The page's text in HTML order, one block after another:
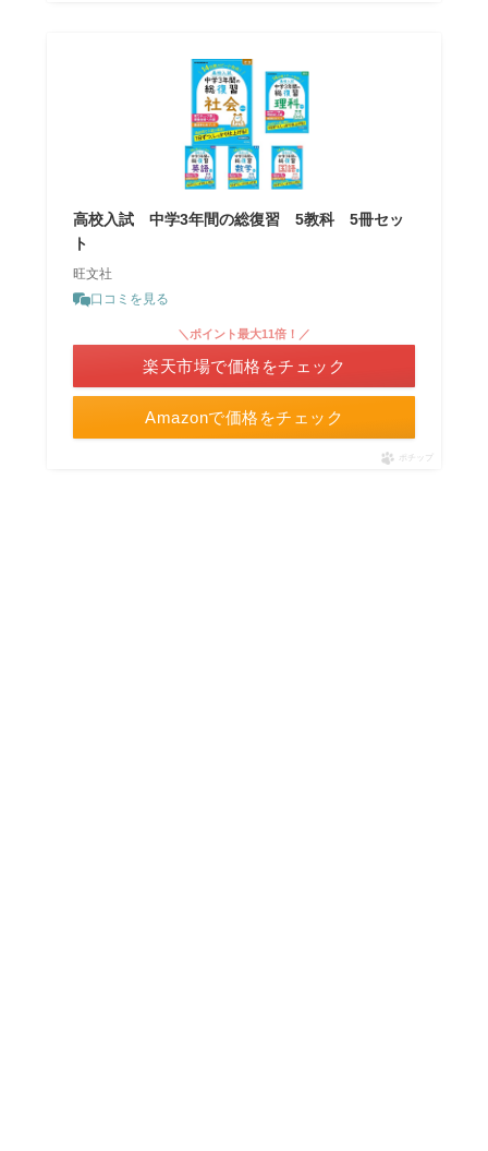
高校入試 中学3年間の総復習 5教科 5冊セッ
ト
旺文社
口コミを見る
Amazonで価格をチェック
＼ポイント最大11倍！／
楽天市場で価格をチェック
ポチップ